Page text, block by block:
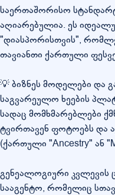
საერთაშორისო
აღიარებულია. ეს
"დიასპორისთვის",
თავიანთი ქართული
💡 ბიზნეს მოდელები და
საგვარეულო ხეების
სადაც მომხმარებლები
ტვირთავენ ფოტოებს და
(ქართული "Ancestry" ან
გენეალოგიური
სააგენტო, რომელიც